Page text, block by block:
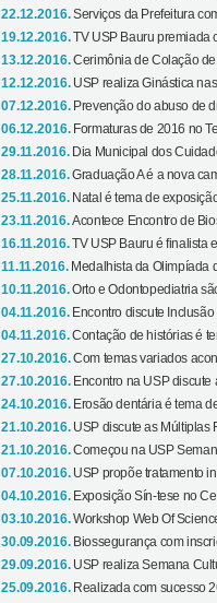
22.12.2016.Serviços da Prefeitura
19.12.2016.TV USP Bauru premiada
13.12.2016.Cerimônia de Colação
12.12.2016. USP realiza Ginástica
07.12.2016. Prevenção do abuso de
06.12.2016. Formaturas de 2016 no
29.11.2016. Dia Municipal dos
28.11.2016.Graduação A é a nova
25.11.2016. Natal é tema de
23.11.2016.Acontece Encontro de
16.11.2016.TV USP Bauru é finalista
11.11.2016. Medalhista da Olimpíada
10.11.2016.Orto e Odontopediatria
04.11.2016. Encontro discute
04.11.2016.Contação de histórias é
27.10.2016.Com temas variados
27.10.2016. Encontro na USP discute
24.10.2016. Erosão dentária é tema
21.10.2016. USP discute as Múltiplas
21.10.2016.Começou na USP
07.10.2016. USP propõe tratamento
04.10.2016. Exposição Sín-tese no
03.10.2016.Workshop Web Of
30.09.2016. Biossegurança com
29.09.2016. USP realiza Semana
25.09.2016. Realizada com sucesso